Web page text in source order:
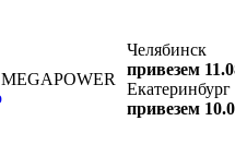
MEGAPOWER
Челябинск
привезем
Екатеринбург
привезем